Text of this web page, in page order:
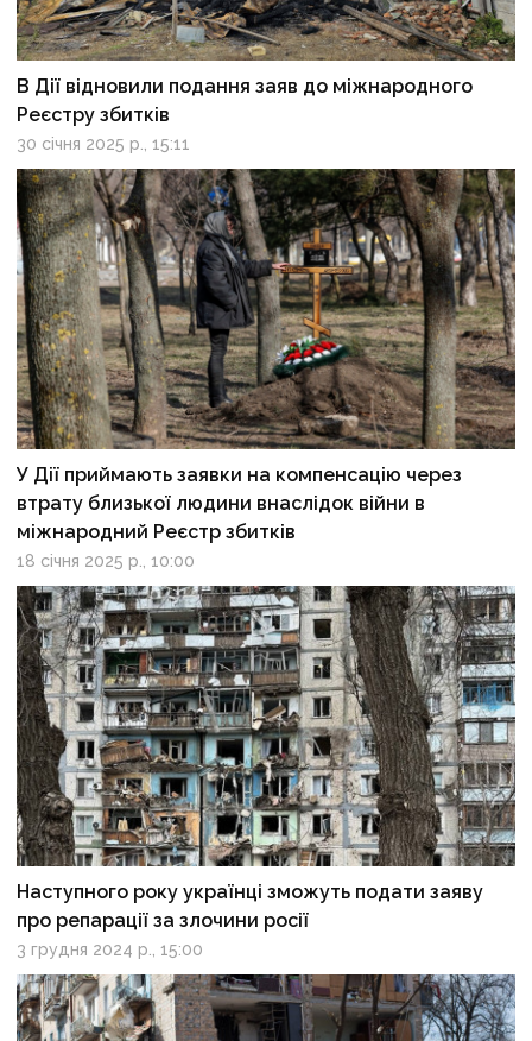
В Дії відновили подання заяв до міжнародного
Реєстру збитків
30 січня 2025 р., 15:11
У Дії приймають заявки на компенсацію через
втрату близької людини внаслідок війни в
міжнародний Реєстр збитків
18 січня 2025 р., 10:00
Наступного року українці зможуть подати заяву
про репарації за злочини росії
3 грудня 2024 р., 15:00